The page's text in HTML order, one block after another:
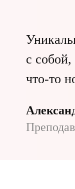
с
что-то